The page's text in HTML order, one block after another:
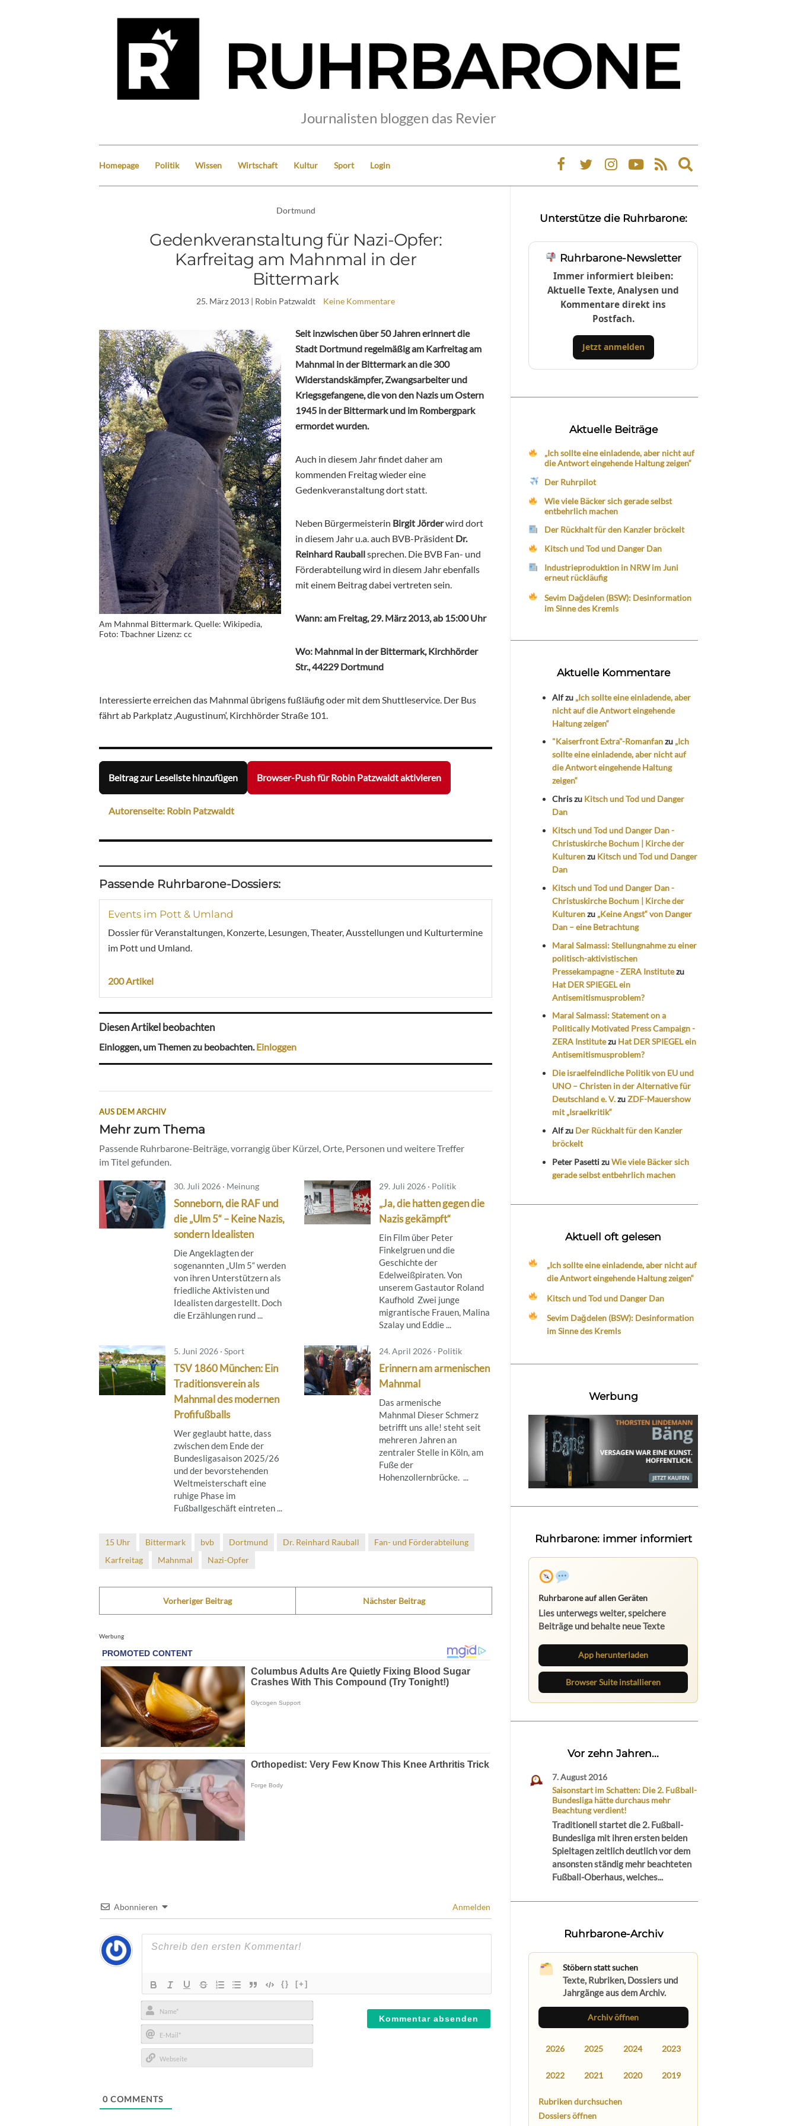
Journalisten bloggen das Revier
Homepage Politik Wissen Wirtschaft Kultur Sport Login
Expand
search
Dortmund
Gedenkveranstaltung für Nazi-Opfer:
Karfreitag am Mahnmal in der
Bittermark
25. März 2013 | Robin Patzwaldt Keine Kommentare
Am Mahnmal Bittermark. Quelle: Wikipedia,
Foto: Tbachner Lizenz: cc
Seit inzwischen über 50 Jahren erinnert die
Stadt Dortmund regelmäßig am Karfreitag am
Mahnmal in der Bittermark an die 300
Widerstandskämpfer, Zwangsarbeiter und
Kriegsgefangene, die von den Nazis um Ostern
1945 in der Bittermark und im Rombergpark
ermordet wurden.
Auch in diesem Jahr findet daher am
kommenden Freitag wieder eine
Gedenkveranstaltung dort statt.
Neben Bürgermeisterin Birgit Jörderwird dort
in diesem Jahr u.a. auch BVB-Präsident Dr.
Reinhard Rauballsprechen. Die BVB Fan- und
Förderabteilung wird in diesem Jahr ebenfalls
mit einem Beitrag dabei vertreten sein.
Wann: am Freitag, 29. März 2013, ab 15:00 Uhr
Wo: Mahnmal in der Bittermark, Kirchhörder
Str., 44229 Dortmund
Interessierte erreichen das Mahnmal übrigens fußläufig oder mit dem Shuttleservice. Der Bus
fährt ab Parkplatz ‚Augustinum‘, Kirchhörder Straße 101.
Beitrag zur Leseliste hinzufügen Browser-Push für Robin Patzwaldt aktivieren
Autorenseite: Robin Patzwaldt
Passende Ruhrbarone-Dossiers:
Events im Pott & Umland
Dossier für Veranstaltungen, Konzerte, Lesungen, Theater, Ausstellungen und Kulturtermine
im Pott und Umland.
200 Artikel
Diesen Artikel beobachten
Einloggen, um Themen zu beobachten.Einloggen
AUS DEM ARCHIV
Mehr zum Thema
Passende Ruhrbarone-Beiträge, vorrangig über Kürzel, Orte, Personen und weitere Treffer
im Titel gefunden.
30. Juli 2026 · Meinung
Sonneborn, die RAF und
die „Ulm 5“ – Keine Nazis,
sondern Idealisten
Die Angeklagten der
sogenannten „Ulm 5“ werden
von ihren Unterstützern als
friedliche Aktivisten und
Idealisten dargestellt. Doch
die Erzählungen rund ...
29. Juli 2026 · Politik
„Ja, die hatten gegen die
Nazis gekämpft“
Ein Film über Peter
Finkelgruen und die
Geschichte der
Edelweißpiraten. Von
unserem Gastautor Roland
Kaufhold Zwei junge
migrantische Frauen, Malina
Szalay und Eddie ...
5. Juni 2026 · Sport
TSV 1860 München: Ein
Traditionsverein als
Mahnmal des modernen
Profifußballs
Wer geglaubt hatte, dass
zwischen dem Ende der
Bundesligasaison 2025/26
und der bevorstehenden
Weltmeisterschaft eine
ruhige Phase im
Fußballgeschäft eintreten ...
24. April 2026 · Politik
Erinnern am armenischen
Mahnmal
Das armenische
Mahnmal Dieser Schmerz
betrifft uns alle! steht seit
mehreren Jahren an
zentraler Stelle in Köln, am
Fuße der
Hohenzollernbrücke. ...
15 Uhr Bittermark bvb Dortmund Dr. Reinhard Rauball
Fan- und Förderabteilung
Karfreitag
Mahnmal Nazi-Opfer
Vorheriger Beitrag Nächster Beitrag
Werbung
Abonnieren Anmelden
{} [+]
Name*
E-
Mail*
0 COMMENTS
Unterstütze die Ruhrbarone:
Ruhrbarone-Newsletter
Immer informiert bleiben:
Aktuelle Texte, Analysen und
Kommentare direkt ins
Postfach.
Jetzt anmelden
Aktuelle Beiträge
„Ich sollte eine einladende, aber nicht auf
die Antwort eingehende Haltung zeigen“
Der Ruhrpilot
Wie viele Bäcker sich gerade selbst
entbehrlich machen
Der Rückhalt für den Kanzler bröckelt
Kitsch und Tod und Danger Dan
Industrieproduktion in NRW im Juni
erneut rückläufig
Sevim Dağdelen (BSW): Desinformation
im Sinne des Kremls
Aktuelle Kommentare
Alfzu „Ich sollte eine einladende, aber
nicht auf die Antwort eingehende
Haltung zeigen“
"Kaiserfront Extra"-Romanfanzu „Ich
sollte eine einladende, aber nicht auf
die Antwort eingehende Haltung
zeigen“
Chriszu Kitsch und Tod und Danger
Dan
Kitsch und Tod und Danger Dan -
Christuskirche Bochum | Kirche der
Kulturenzu Kitsch und Tod und Danger
Dan
Kitsch und Tod und Danger Dan -
Christuskirche Bochum | Kirche der
Kulturenzu „Keine Angst“ von Danger
Dan – eine Betrachtung
Maral Salmassi: Stellungnahme zu einer
politisch-aktivistischen
Pressekampagne - ZERA Institutezu
Hat DER SPIEGEL ein
Antisemitismusproblem?
Maral Salmassi: Statement on a
Politically Motivated Press Campaign -
ZERA Institutezu Hat DER SPIEGEL ein
Antisemitismusproblem?
Die israelfeindliche Politik von EU und
UNO – Christen in der Alternative für
Deutschland e. V.zuZDF-Mauershow
mit „Israelkritik“
Alfzu Der Rückhalt für den Kanzler
bröckelt
Peter PasettizuWie viele Bäcker sich
gerade selbst entbehrlich machen
Aktuell oft gelesen
„Ich sollte eine einladende, aber nicht auf
die Antwort eingehende Haltung zeigen“
Kitsch und Tod und Danger Dan
Sevim Dağdelen (BSW): Desinformation
im Sinne des Kremls
Werbung
Ruhrbarone: immer informiert
Ruhrbarone auf allen Geräten
Lies unterwegs weiter, speichere
Beiträge und behalte neue Texte
App herunterladen
Browser Suite installieren
Vor zehn Jahren...
7. August 2016
Saisonstart im Schatten: Die 2. Fußball-
Bundesliga hätte durchaus mehr
Beachtung verdient!
Traditionell startet die 2. Fußball-
Bundesliga mit ihren ersten beiden
Spieltagen zeitlich deutlich vor dem
ansonsten ständig mehr beachteten
Fußball-Oberhaus, welches...
Ruhrbarone-Archiv
Stöbern statt suchen
Texte, Rubriken, Dossiers und
Jahrgänge aus dem Archiv.
Archiv öffnen
2026 2025 2024 2023
2022 2021 2020 2019
Rubriken durchsuchen
Dossiers öffnen